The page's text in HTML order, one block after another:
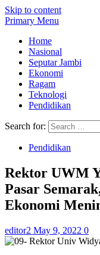
Skip to content
Primary Menu
Home
Nasional
Seputar Jambi
Ekonomi
Ragam
Teknologi
Pendidikan
Search for:
Pendidikan
Rektor UWM
Pasar
Ekonomi
editor2 May 9, 2022 0